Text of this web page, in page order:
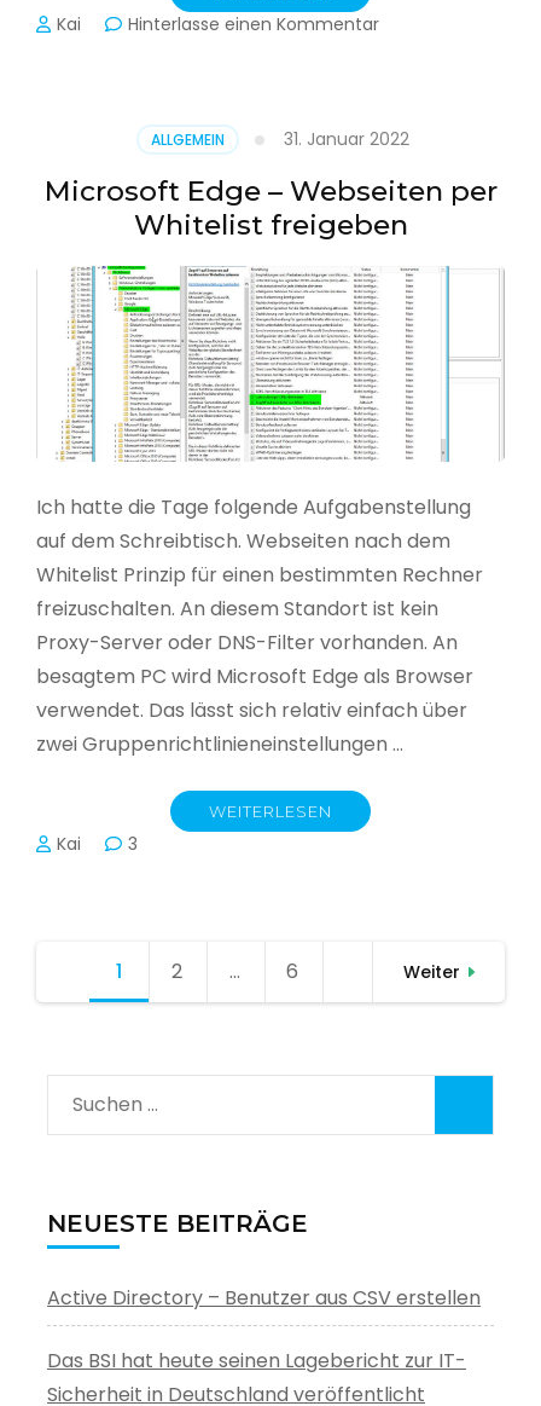
Kai Hinterlasse einen Kommentarzu
(UPN)
im
Active
Directory
ALLGEMEIN 31. Januar 2022
Microsoft Edge – Webseiten per
Whitelist freigeben
Ich hatte die Tage folgende Aufgabenstellung
auf dem Schreibtisch. Webseiten nach dem
Whitelist Prinzip für einen bestimmten Rechner
freizuschalten. An diesem Standort ist kein
Proxy-Server oder DNS-Filter vorhanden. An
besagtem PC wird Microsoft Edge als Browser
verwendet. Das lässt sich relativ einfach über
zwei Gruppenrichtlinieneinstellungen …
WEITERLESEN
Kai 3
Seitennummerierung
1 Seite
2 … Seite
6 Weiter
Suchen
nach:
NEUESTE BEITRÄGE
Active Directory – Benutzer aus CSV erstellen
Das BSI hat heute seinen Lagebericht zur IT-
Sicherheit in Deutschland veröffentlicht